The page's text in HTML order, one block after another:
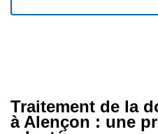
Traitement de la
à Alençon : une